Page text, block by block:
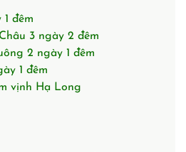
1 đêm
3 ngày 2 đêm
2 ngày 1 đêm
1 đêm
vịnh Hạ Long